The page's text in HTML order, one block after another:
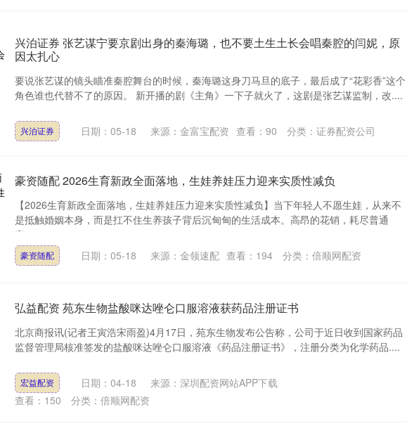
兴泊证券 张艺谋宁要京剧出身的秦海璐，也不要土生土长会唱秦腔的闫妮，原
因太扎心
要说张艺谋的镜头瞄准秦腔舞台的时候，秦海璐这身刀马旦的底子，最后成了“花彩香”这个
角色谁也代替不了的原因。 新开播的剧《主角》一下子就火了，这剧是张艺谋监制，改....
兴泊证券 日期：05-18 来源：金富宝配资 查看： 90 分类： 证券配资公司
豪资随配 2026生育新政全面落地，生娃养娃压力迎来实质性减负
【2026生育新政全面落地，生娃养娃压力迎来实质性减负】当下年轻人不愿生娃，从来不
是抵触婚姻本身，而是扛不住生养孩子背后沉甸甸的生活成本。高昂的花销，耗尽普通
家....
豪资随配 日期：05-18 来源：金领速配 查看： 194 分类： 倍顺网配资
弘益配资 苑东生物盐酸咪达唑仑口服溶液获药品注册证书
北京商报讯(记者王寅浩宋雨盈)4月17日，苑东生物发布公告称，公司于近日收到国家药品
监督管理局核准签发的盐酸咪达唑仑口服溶液《药品注册证书》，注册分类为化学药品....
宏益配资 日期：04-18
来源：深圳配资网站APP下载
查看： 150 分类： 倍顺网配资
14066.80 沪深300 4633.64